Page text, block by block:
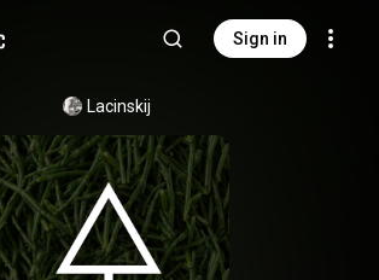
Sign in
Lacinskij